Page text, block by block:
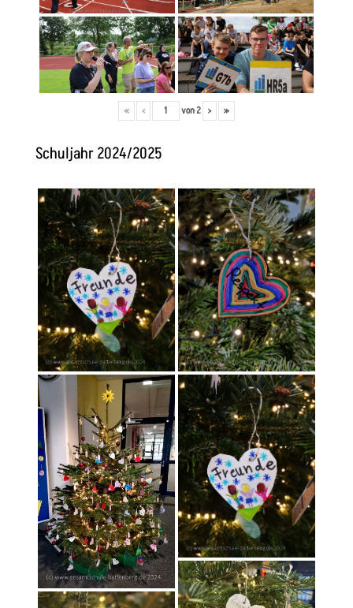
« ‹ von2 › »
Schuljahr 2024/2025